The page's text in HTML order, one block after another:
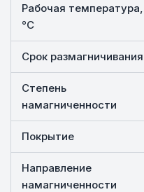
Рабочая температура,
°C
Срок размагничивания
Степень
намагниченности
Покрытие
Направление
намагниченности